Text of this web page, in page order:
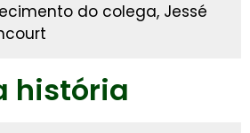
do colega, Jessé
história